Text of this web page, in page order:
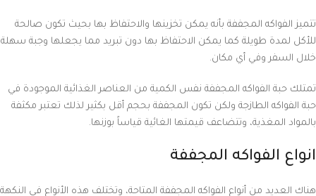
تتميز الفواكه المجففة بأنه يمكن تخزينها والاحتفاظ بها بحيث تكون صالحة
للأكل لمدة طويلة كما يمكن الاحتفاظ بها دون تبريد مما يجعلها وجبة سهلة
خلال السفر وفي أي مكان.
تمتلك حبة الفواكه المجففة نفس الكمية من العناصر الغذائية الموجودة في
حبة الفواكه الطازجة ولكن تكون المجففة بحجم أقل بكثير لذلك تعتبر مكثفة
بالمواد المغذية، وتتضاعف قيمتها الغائية قياساً بوزنها.
انواع الفواكه المجففة
هناك العديد من أنواع الفواكه المجففة المتاحة، وتختلف هذه الأنواع في النكهة